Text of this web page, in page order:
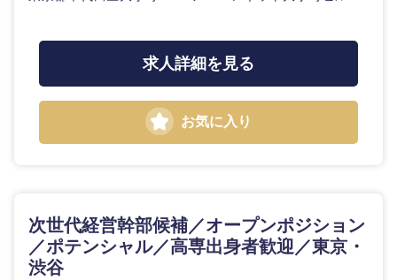
兵庫県
和歌山県
求人詳細を見る
お気に入り
次世代経営幹部候補／オープンポジション
／ポテンシャル／高専出身者歓迎／東京・
渋谷